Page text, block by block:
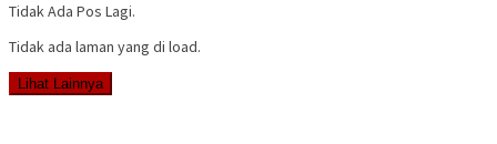
Tidak Ada Pos Lagi.
Tidak ada laman yang di load.
Lihat Lainnya